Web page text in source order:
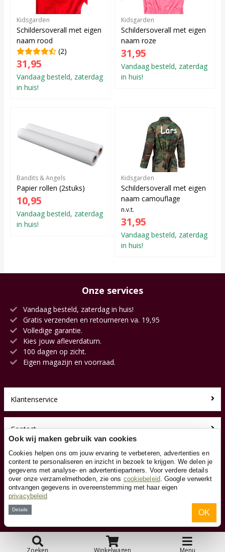
Zoeken Winkelwagen Menu
Kidsgarden
Schildersoverall met eigen
naam rood
(2)
31,95
Vandaag besteld, zaterdag
in huis!
Kidsgarden
Schildersoverall met eigen
naam roze
31,95
Vandaag besteld, zaterdag
in huis!
Bandits & Angels
Papier rollen (2stuks)
10,95
Vandaag besteld, zaterdag
in huis!
Kidsgarden
Schildersoverall met eigen
naam camouflage
n.v.t.
31,95
Vandaag besteld, zaterdag
in huis!
Onze services
Vandaag besteld, zaterdag in huis!
Gratis verzenden en retourneren va. 19,95
Volledige garantie.
Kies jouw afleverdatum.
100 dagen op zicht.
Eigen magazijn en voorraad.
Klantenservice
Contact
Over ons
Toyfan BV
Schoolbordxl.nl
Waterwinweg 9
7572 PD Oldenzaal
Tel. 0541-228000
Facebook
Instagram
Ook wij maken gebruik van cookies
Cookies helpen ons om jouw ervaring te verbeteren, advertenties en
content te personaliseren en inzicht in bezoek te krijgen. We delen je
gegevens met analyse- en advertentiepartners. Voor verdere details
over onze verzamelmethoden, zie ons cookiebeleid. Google verwerkt
ontvangen gegevens in overeenstemming met haar eigen
privacybeleid
Details OK